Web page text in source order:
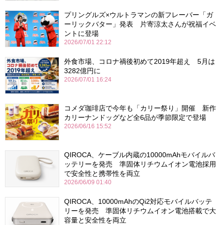
プリングルズ×ウルトラマンの新フレーバー「ガ
ーリックバター」発表 片寄涼太さんが祝福イベ
ントに登場
2026/07/01 22:12
外食市場、コロナ禍後初めて2019年超え 5月は
3282億円に
2026/07/01 16:24
コメダ珈琲店で今年も「カリー祭り」開催 新作
カリーナンドッグなど全6品が季節限定で登場
2026/06/16 15:52
QIROCA、ケーブル内蔵の10000mAhモバイルバ
ッテリーを発売 準固体リチウムイオン電池採用
で安全性と携帯性を両立
2026/06/09 01:40
QIROCA、10000mAhのQi2対応モバイルバッテ
リーを発売 準固体リチウムイオン電池搭載で大
容量と安全性を両立